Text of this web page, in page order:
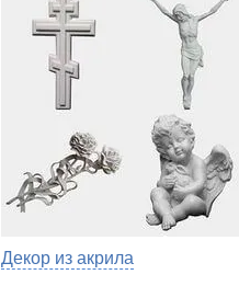
Декор из акрила